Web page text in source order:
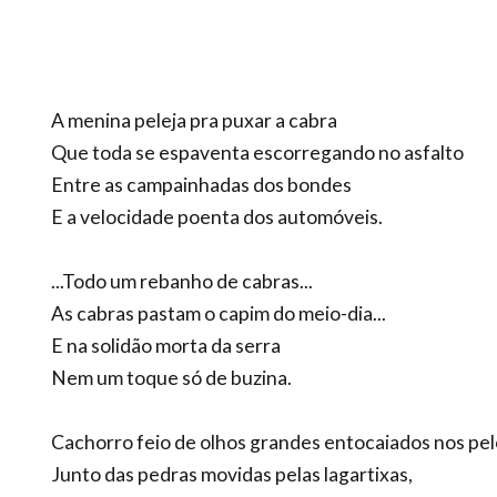
A menina peleja pra puxar a cabra
Que toda se espaventa escorregando no asfalto
Entre as campainhadas dos bondes
E a velocidade poenta dos automóveis.
...Todo um rebanho de cabras...
As cabras pastam o capim do meio-dia...
E na solidão morta da serra
Nem um toque só de buzina.
Cachorro feio de olhos grandes entocaiados nos
Junto das pedras movidas pelas lagartixas,